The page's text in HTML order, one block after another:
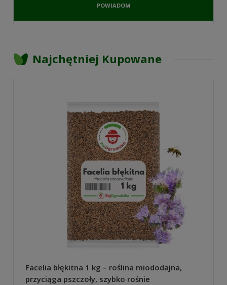
POWIADOM
DOSTĘPNOŚCI
Najchętniej Kupowane
Facelia błękitna 1 kg – roślina miododajna,
przyciąga pszczoły, szybko rośnie